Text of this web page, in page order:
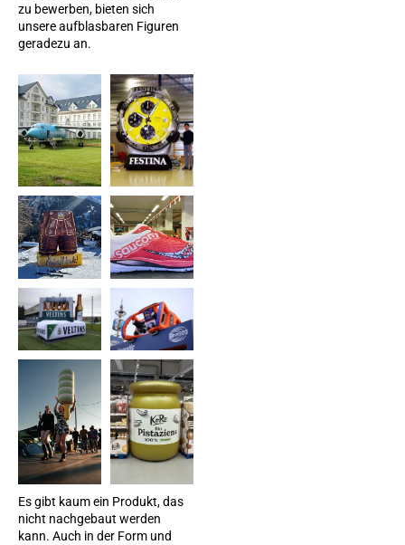
zu bewerben, bieten sich
unsere aufblasbaren Figuren
geradezu an.
Es gibt kaum ein Produkt, das
nicht nachgebaut werden
kann. Auch in der Form und